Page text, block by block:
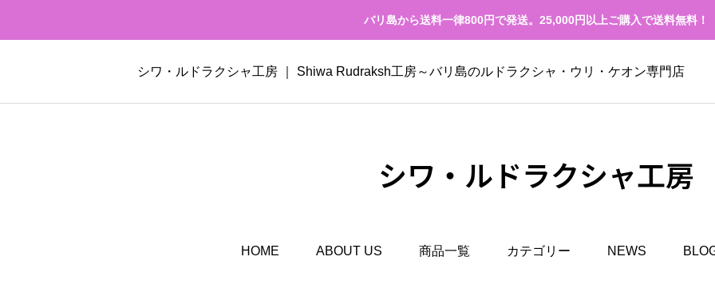
バリ島から送料一律800円で発送。25,000円以上ご購入で送料無料！
シワ・ルドラクシャ工房 ｜ Shiwa Rudraksh工房～バリ島のルドラクシャ・ウリ・ケオン専門店
シワ・ルドラクシャ工房
HOME ABOUT US 商品一覧 カテゴリー NEWS